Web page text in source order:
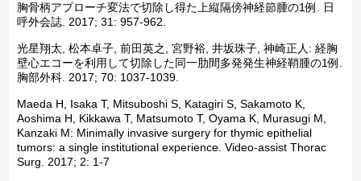
胸骨柄アプローチ変法で切除し得た上縦隔傍神経節腫の1例. 日
呼外会誌. 2017; 31: 957-962.
光星翔太, 松本卓子, 前田英之, 宮野裕, 井坂珠子, 神崎正人: 経胸
壁心エコーを利用して切除した同一肋間多発発生神経鞘腫の1例.
胸部外科. 2017; 70: 1037-1039.
Maeda H, Isaka T, Mitsuboshi S, Katagiri S, Sakamoto K,
Aoshima H, Kikkawa T, Matsumoto T, Oyama K, Murasugi M,
Kanzaki M: Minimally invasive surgery for thymic epithelial
tumors: a single institutional experience. Video-assist Thorac
Surg. 2017; 2: 1-7